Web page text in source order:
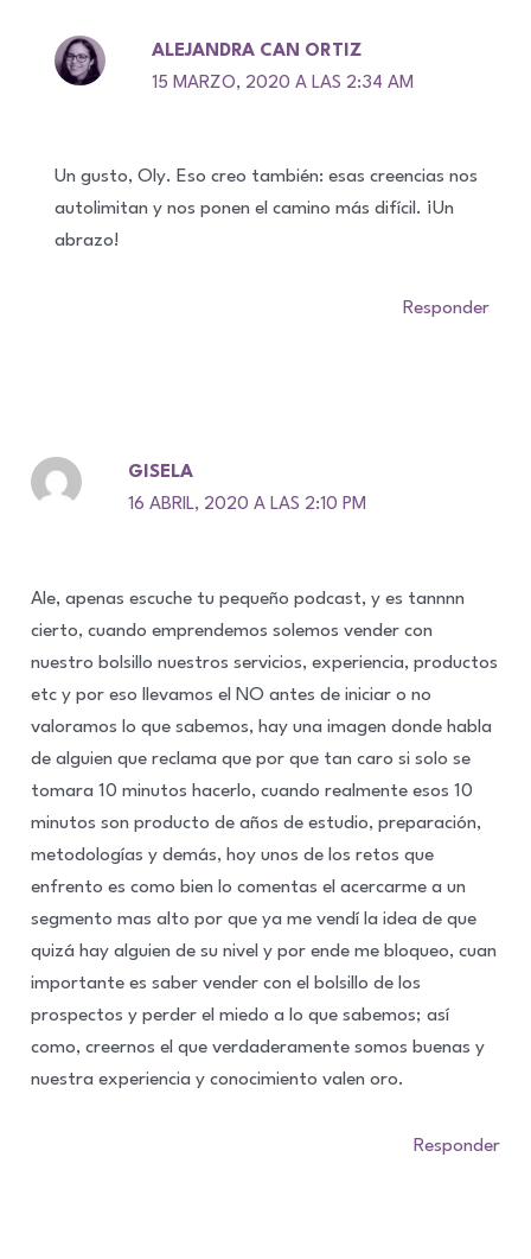
ALEJANDRA CAN ORTIZ
15 MARZO, 2020 A LAS 2:34 AM
Un gusto, Oly. Eso creo también: esas creencias nos
autolimitan y nos ponen el camino más difícil. ¡Un
abrazo!
Responder
GISELA
16 ABRIL, 2020 A LAS 2:10 PM
Ale, apenas escuche tu pequeño podcast, y es tannnn
cierto, cuando emprendemos solemos vender con
nuestro bolsillo nuestros servicios, experiencia, productos
etc y por eso llevamos el NO antes de iniciar o no
valoramos lo que sabemos, hay una imagen donde habla
de alguien que reclama que por que tan caro si solo se
tomara 10 minutos hacerlo, cuando realmente esos 10
minutos son producto de años de estudio, preparación,
metodologías y demás, hoy unos de los retos que
enfrento es como bien lo comentas el acercarme a un
segmento mas alto por que ya me vendí la idea de que
quizá hay alguien de su nivel y por ende me bloqueo, cuan
importante es saber vender con el bolsillo de los
prospectos y perder el miedo a lo que sabemos; así
como, creernos el que verdaderamente somos buenas y
nuestra experiencia y conocimiento valen oro.
Responder